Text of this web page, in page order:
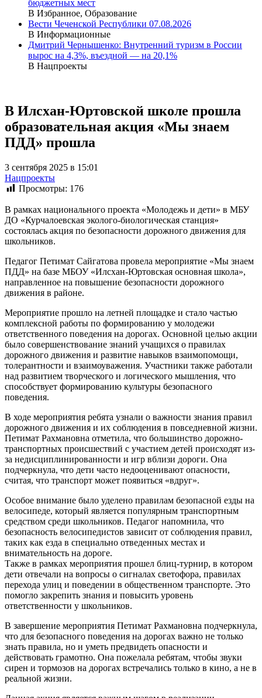
бюджетных мест
В Избранное, Образование
Вести Чеченской Республики 07.08.2026
В Информационные
Дмитрий Чернышенко: Внутренний туризм в России
вырос на 4,3%, въездной — на 20,1%
В Нацпроекты
В Илсхан-Юртовской школе прошла
образовательная акция «Мы знаем
ПДД» прошла
3 сентября 2025 в 15:01
Нацпроекты
Просмотры: 176
В рамках национального проекта «Молодежь и дети» в МБУ
ДО «Курчалоевская эколого-биологическая станция»
состоялась акция по безопасности дорожного движения для
школьников.
Педагог Петимат Сайгатова провела мероприятие «Мы знаем
ПДД» на базе МБОУ «Илсхан-Юртовская основная школа»,
направленное на повышение безопасности дорожного
движения в районе.
Мероприятие прошло на летней площадке и стало частью
комплексной работы по формированию у молодежи
ответственного поведения на дорогах. Основной целью акции
было совершенствование знаний учащихся о правилах
дорожного движения и развитие навыков взаимопомощи,
толерантности и взаимоуважения. Участники также работали
над развитием творческого и логического мышления, что
способствует формированию культуры безопасного
поведения.
В ходе мероприятия ребята узнали о важности знания правил
дорожного движения и их соблюдения в повседневной жизни.
Петимат Рахмановна отметила, что большинство дорожно-
транспортных происшествий с участием детей происходят из-
за недисциплинированности и игр вблизи дороги. Она
подчеркнула, что дети часто недооценивают опасности,
считая, что транспорт может появиться «вдруг».
Особое внимание было уделено правилам безопасной езды на
велосипеде, который является популярным транспортным
средством среди школьников. Педагог напомнила, что
безопасность велосипедистов зависит от соблюдения правил,
таких как езда в специально отведенных местах и
внимательность на дороге.
Также в рамках мероприятия прошел блиц-турнир, в котором
дети отвечали на вопросы о сигналах светофора, правилах
перехода улиц и поведении в общественном транспорте. Это
помогло закрепить знания и повысить уровень
ответственности у школьников.
В завершение мероприятия Петимат Рахмановна подчеркнула,
что для безопасного поведения на дорогах важно не только
знать правила, но и уметь предвидеть опасности и
действовать грамотно. Она пожелала ребятам, чтобы звуки
сирен и тормозов на дорогах встречались только в кино, а не в
реальной жизни.